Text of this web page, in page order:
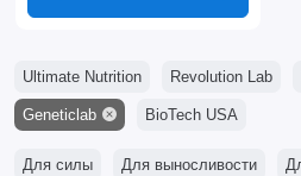
Ultimate Nutrition Revolution Lab
Geneticlab BioTech USA
Для силы Для выносливости